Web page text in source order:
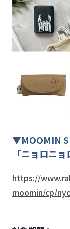
▼MOOMIN
「ニョロニ
https://
moomin/cp/